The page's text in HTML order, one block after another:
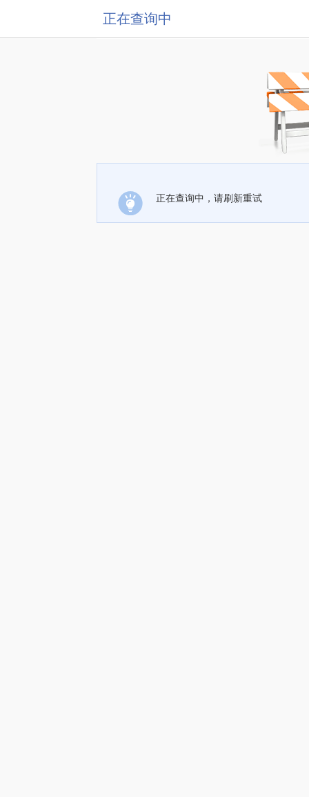
正在查询中
正在查询中，请刷新重试